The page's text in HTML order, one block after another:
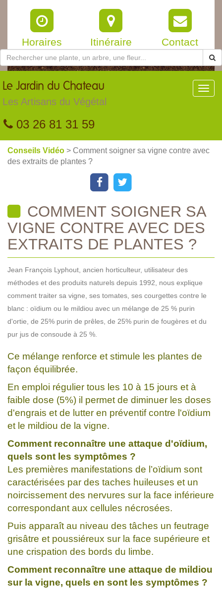
Horaires Itinéraire Contact
Le Jardin du Chateau
Les Artisans du Végétal
03 26 81 31 59
Conseils Vidéo > Comment soigner sa vigne contre avec
des extraits de plantes ?
COMMENT SOIGNER SA
VIGNE CONTRE AVEC DES
EXTRAITS DE PLANTES ?
Jean François Lyphout, ancien horticulteur, utilisateur des
méthodes et des produits naturels depuis 1992, nous explique
comment traiter sa vigne, ses tomates, ses courgettes contre le
blanc : oïdium ou le mildiou avec un mélange de 25 % purin
d'ortie, de 25% purin de prêles, de 25% purin de fougères et du
pur jus de consoude à 25 %.
Ce mélange renforce et stimule les plantes de
façon équilibrée.
En emploi régulier tous les 10 à 15 jours et à
faible dose (5%) il permet de diminuer les doses
d'engrais et de lutter en préventif contre l'oïdium
et le mildiou de la vigne.
Comment reconnaître une attaque d'oïdium,
quels sont les symptômes ?
Les premières manifestations de l’oïdium sont
caractérisées par des taches huileuses et un
noircissement des nervures sur la face inférieure
correspondant aux cellules nécrosées.
Puis apparaît au niveau des tâches un feutrage
grisâtre et poussiéreux sur la face supérieure et
une crispation des bords du limbe.
Comment reconnaître une attaque de mildiou
sur la vigne, quels en sont les symptômes ?